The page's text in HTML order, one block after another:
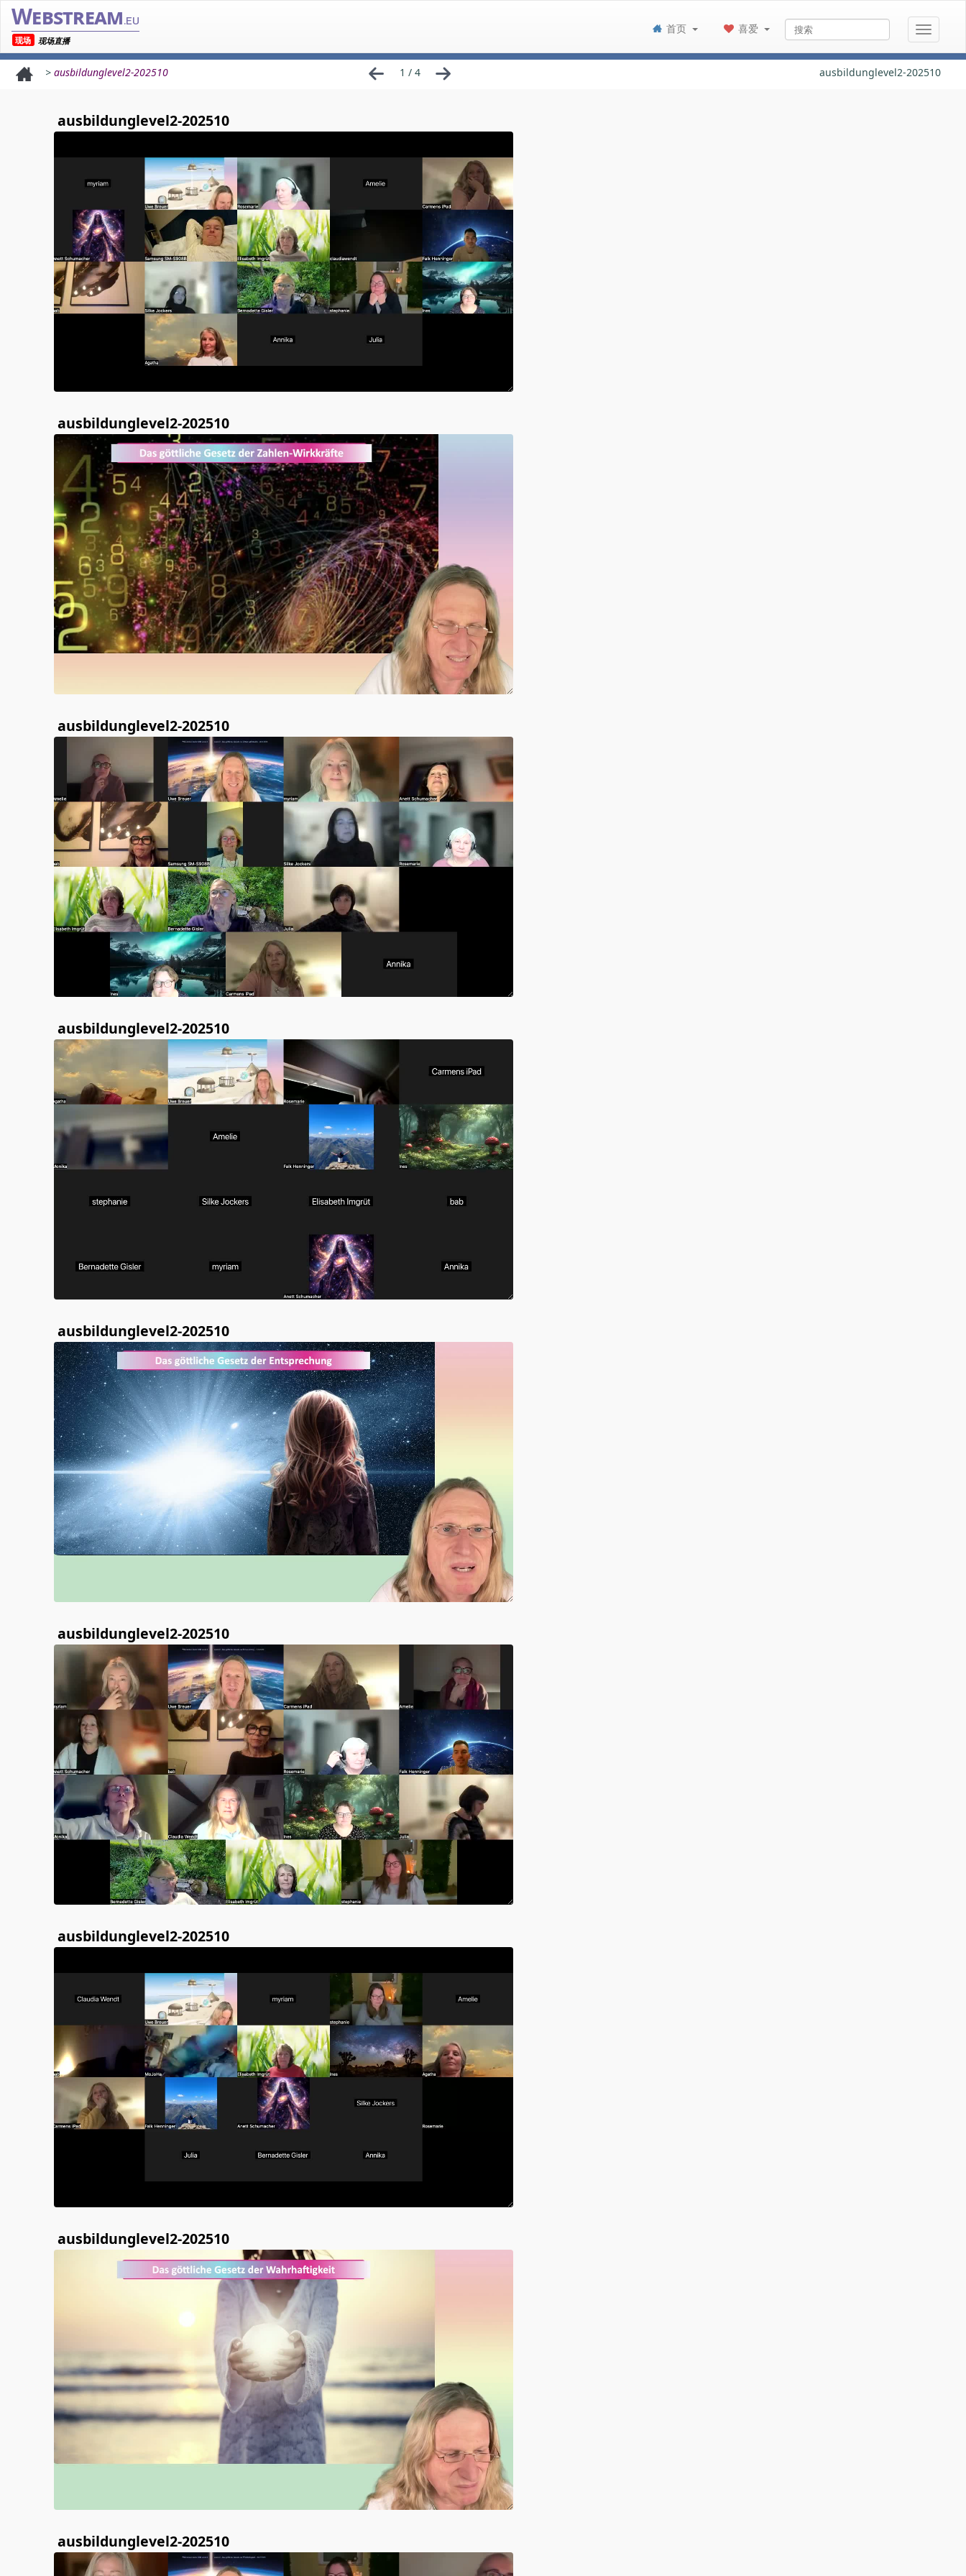
Webstream.eu
现场 现场直播
首页 喜爱
> ausbildunglevel2-202510 1 / 4 ausbildunglevel2-202510
ausbildunglevel2-202510
ausbildunglevel2-202510
ausbildunglevel2-202510
ausbildunglevel2-202510
ausbildunglevel2-202510
ausbildunglevel2-202510
ausbildunglevel2-202510
ausbildunglevel2-202510
ausbildunglevel2-202510